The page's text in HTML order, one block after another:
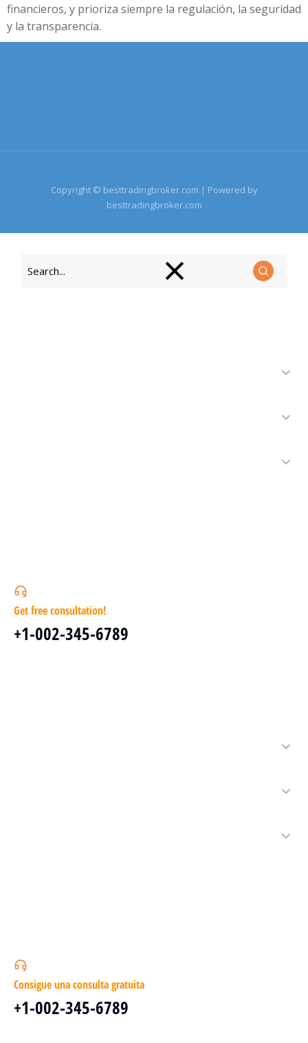
financieros, y prioriza siempre la regulación, la seguridad
y la transparencia.
Copyright © besttradingbroker.com | Powered by
besttradingbroker.com
Get free consultation!
+1-002-345-6789
Consigue una consulta gratuita
+1-002-345-6789